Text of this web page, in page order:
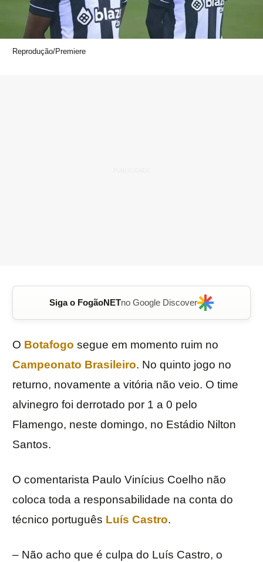
Reprodução/Premiere
Siga o FogãoNETno Google Discover
O Botafogo segue em momento ruim no
Campeonato Brasileiro. No quinto jogo no
returno, novamente a vitória não veio. O time
alvinegro foi derrotado por 1 a 0 pelo
Flamengo, neste domingo, no Estádio Nilton
Santos.
O comentarista Paulo Vinícius Coelho não
coloca toda a responsabilidade na conta do
técnico português Luís Castro.
– Não acho que é culpa do Luís Castro, o